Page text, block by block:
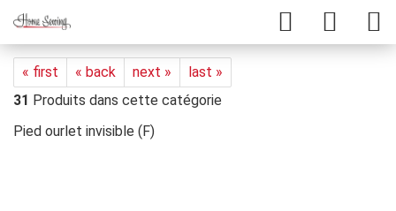
« first « back next »
last »
31 Produits dans cette catégorie
Pied ourlet invisible (F)